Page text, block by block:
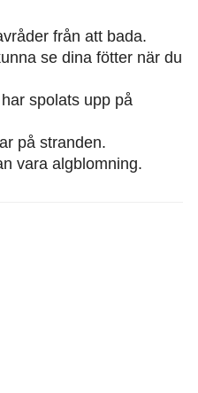
från att bada.
se dina fötter när du
spolats upp på
på stranden.
vara algblomning.